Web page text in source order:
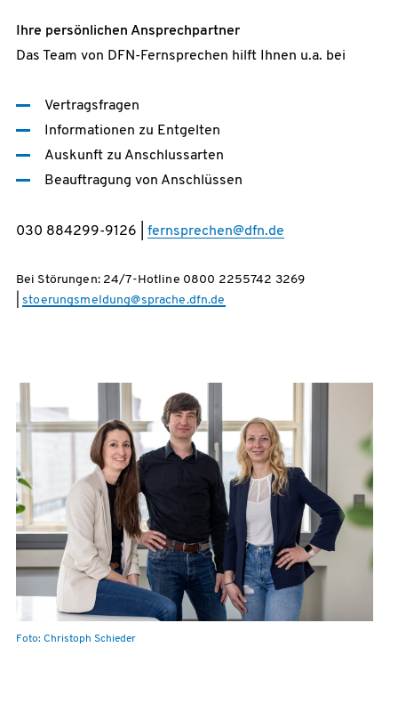
ZUM PORTAL
Ihre persönlichen Ansprechpartner
Das Team von DFN-Fernsprechen hilft Ihnen u.a. bei
Vertragsfragen
Informationen zu Entgelten
Auskunft zu Anschlussarten
Beauftragung von Anschlüssen
030 884299-9126 | fernsprechen@dfn.de
Bei Störungen: 24/7-Hotline 0800 2255742 3269
|stoerungsmeldung@sprache.dfn.de
Foto: Christoph Schieder